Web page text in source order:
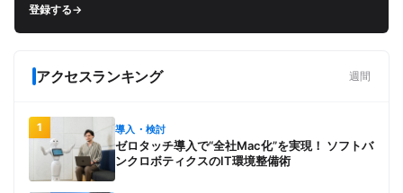
登録する→
アクセスランキング 週間
1 導入・検討
ゼロタッチ導入で“全社Mac化”を実現！ ソフトバ
ンクロボティクスのIT環境整備術